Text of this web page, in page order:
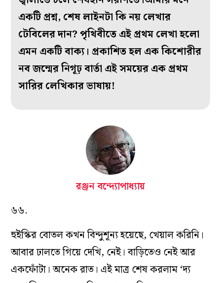
একটি প্রশ্ন, শেষ লাইনটা কি নয় লেখার
টেবিলের দান? পৃথিবীতে এই প্রথম লেখা হলো
এমন একটি বাক্য। প্রকাশিত হল এক কিশোরীর
নব জন্মের নিগূঢ় বার্তা এই সময়ের এক প্রথম
সারির লেখিকার ভাষায়!
রঞ্জন বন্দ্যোপাধ্যায়
৬৬.
হুইস্কির বোতল কখন বিন্দুশূন্য হয়েছে, খেয়াল করিনি।
আবার ঢালতে গিয়ে দেখি, নেই। বাড়িতেও নেই আর
একফোঁটা। অনেক রাত। এই মাত্র শেষ করলাম ‘দ্য